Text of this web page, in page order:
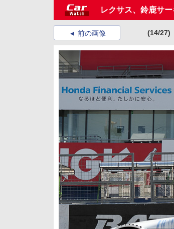
レクサス、鈴鹿サ
前の画像 (14/27)